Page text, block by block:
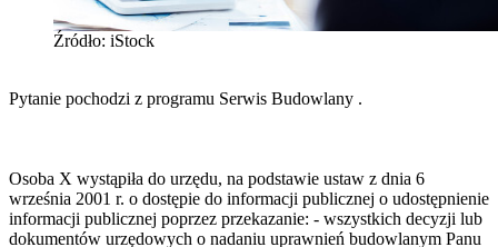
Źródło: iStock
Pytanie pochodzi z programu Serwis Budowlany .
Osoba X wystąpiła do urzędu, na podstawie ustaw z dnia 6
września 2001 r. o dostępie do informacji publicznej o udostępnienie
informacji publicznej poprzez przekazanie: - wszystkich decyzji lub
dokumentów urzędowych o nadaniu uprawnień budowlanym Panu